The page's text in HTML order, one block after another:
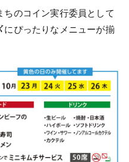
のコイン実行委員として
にぴったりなメニューが揃